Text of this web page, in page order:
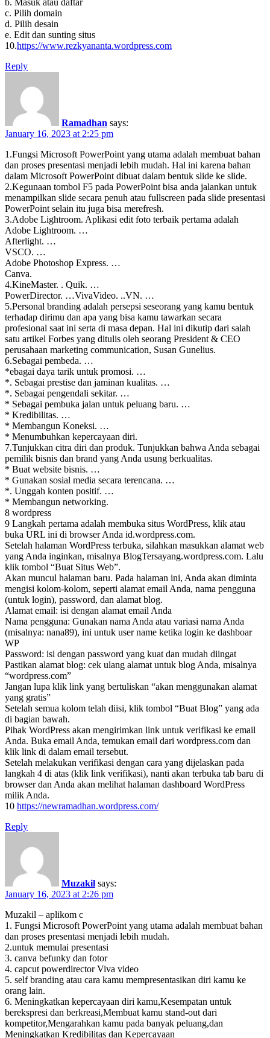
c. Pilih domain
d. Pilih desain
e. Edit dan sunting situs
10.https://www.rezkyananta.wordpress.com
Reply
Ramadhan says:
January 16, 2023 at 2:25 pm
1.Fungsi Microsoft PowerPoint yang utama adalah membuat bahan
dan proses presentasi menjadi lebih mudah. Hal ini karena bahan
dalam Microsoft PowerPoint dibuat dalam bentuk slide ke slide.
2.Kegunaan tombol F5 pada PowerPoint bisa anda jalankan untuk
menampilkan slide secara penuh atau fullscreen pada slide presentasi
PowerPoint selain itu juga bisa merefresh.
3.Adobe Lightroom. Aplikasi edit foto terbaik pertama adalah
Adobe Lightroom. …
Afterlight. …
VSCO. …
Adobe Photoshop Express. …
Canva.
4.KineMaster. . Quik. …
PowerDirector. …VivaVideo. ..VN. …
5.Personal branding adalah persepsi seseorang yang kamu bentuk
terhadap dirimu dan apa yang bisa kamu tawarkan secara
profesional saat ini serta di masa depan. Hal ini dikutip dari salah
satu artikel Forbes yang ditulis oleh seorang President & CEO
perusahaan marketing communication, Susan Gunelius.
6.Sebagai pembeda. …
*ebagai daya tarik untuk promosi. …
*. Sebagai prestise dan jaminan kualitas. …
*. Sebagai pengendali sekitar. …
* Sebagai pembuka jalan untuk peluang baru. …
* Kredibilitas. …
* Membangun Koneksi. …
* Menumbuhkan kepercayaan diri.
7.Tunjukkan citra diri dan produk. Tunjukkan bahwa Anda sebagai
pemilik bisnis dan brand yang Anda usung berkualitas.
* Buat website bisnis. …
* Gunakan sosial media secara terencana. …
*. Unggah konten positif. …
* Membangun networking.
8 wordpress
9 Langkah pertama adalah membuka situs WordPress, klik atau
buka URL ini di browser Anda id.wordpress.com.
Setelah halaman WordPress terbuka, silahkan masukkan alamat web
yang Anda inginkan, misalnya BlogTersayang.wordpress.com. Lalu
klik tombol “Buat Situs Web”.
Akan muncul halaman baru. Pada halaman ini, Anda akan diminta
mengisi kolom-kolom, seperti alamat email Anda, nama pengguna
(untuk login), password, dan alamat blog.
Alamat email: isi dengan alamat email Anda
Nama pengguna: Gunakan nama Anda atau variasi nama Anda
(misalnya: nana89), ini untuk user name ketika login ke dashboar
WP
Password: isi dengan password yang kuat dan mudah diingat
Pastikan alamat blog: cek ulang alamat untuk blog Anda, misalnya
“wordpress.com”
Jangan lupa klik link yang bertuliskan “akan menggunakan alamat
yang gratis”
Setelah semua kolom telah diisi, klik tombol “Buat Blog” yang ada
di bagian bawah.
Pihak WordPress akan mengirimkan link untuk verifikasi ke email
Anda. Buka email Anda, temukan email dari wordpress.com dan
klik link di dalam email tersebut.
Setelah melakukan verifikasi dengan cara yang dijelaskan pada
langkah 4 di atas (klik link verifikasi), nanti akan terbuka tab baru di
browser dan Anda akan melihat halaman dashboard WordPress
milik Anda.
10 https://newramadhan.wordpress.com/
Reply
Muzakil says:
January 16, 2023 at 2:26 pm
Muzakil – aplikom c
1. Fungsi Microsoft PowerPoint yang utama adalah membuat bahan
dan proses presentasi menjadi lebih mudah.
2.untuk memulai presentasi
3. canva befunky dan fotor
4. capcut powerdirector Viva video
5. self branding atau cara kamu mempresentasikan diri kamu ke
orang lain.
6. Meningkatkan kepercayaan diri kamu,Kesempatan untuk
berekspresi dan berkreasi,Membuat kamu stand-out dari
kompetitor,Mengarahkan kamu pada banyak peluang,dan
Meningkatkan Kredibilitas dan Kepercayaan